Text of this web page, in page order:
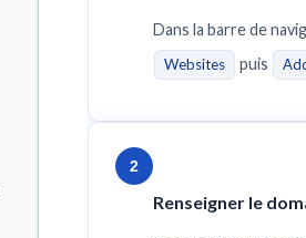
Dans la barre de
Websites puis
2
Renseigner le